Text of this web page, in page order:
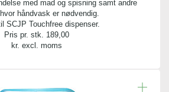
med mad og spisning samt andre
håndvask er nødvendig.
SCJP Touchfree dispenser.
Pris pr. stk. 189,00
kr. excl. moms